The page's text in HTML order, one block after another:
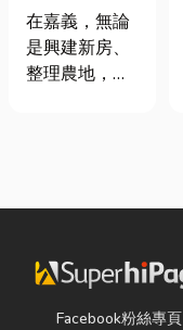
地開挖、土方
清運
在嘉義，無論
是興建新房、
整理農地，還
的嘉義挖土
速完成開挖、
整地與回填工
作，更能大幅
Facebook粉絲專頁